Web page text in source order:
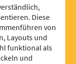
Diese
von
Layouts und
funktional als
und